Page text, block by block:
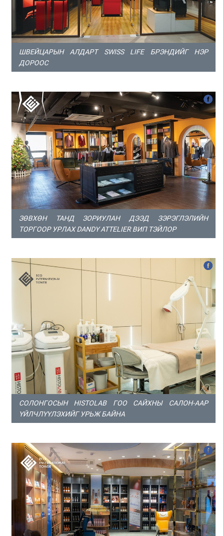
ШВЕЙЦАРЫН АЛДАРТ SWISS LIFE БРЭНДИЙГ НЭР
ДОРООС
ЗӨВХӨН ТАНД ЗОРИУЛАН ДЭЭД ЗЭРЭГЛЭЛИЙН
ТОРГООР УРЛАХ DANDY ATTELIER ВИП ТЭЙЛОР
СОЛОНГОСЫН HISTOLAB ГОО САЙХНЫ САЛОН-ААР
ҮЙЛЧЛҮҮЛЭХИЙГ УРЬЖ БАЙНА